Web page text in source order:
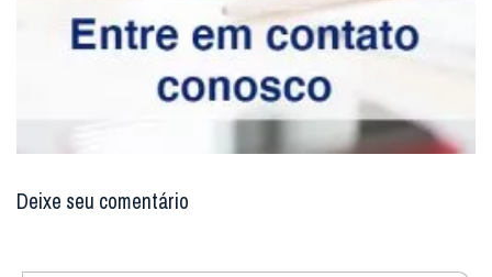
Deixe seu comentário